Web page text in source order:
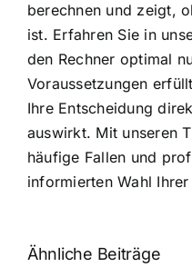
berechnen und zeigt,
ist. Erfahren Sie in
den Rechner optimal
Voraussetzungen
Ihre Entscheidung
auswirkt. Mit unseren
häufige Fallen und
informierten Wahl
Ähnliche Beiträge
Fragen zum